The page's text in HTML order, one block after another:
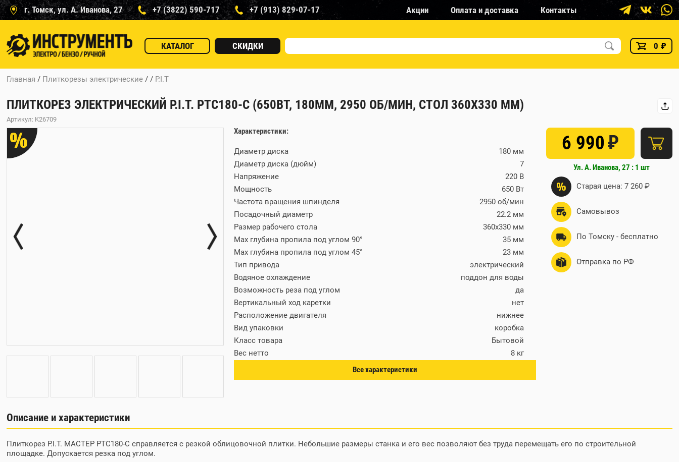
г. Томск, ул. А. Иванова, 27 +7 (3822) 590-717 +7 (913) 829-07-17 Акции Оплата и доставка Контакты
КАТАЛОГ СКИДКИ 0 ₽
Главная / Плиткорезы электрические / / P.I.T
ПЛИТКОРЕЗ ЭЛЕКТРИЧЕСКИЙ P.I.T. PTC180-C (650ВТ, 180ММ, 2950 ОБ/МИН, СТОЛ 360Х330 ММ)
Артикул: K26709
% Характеристики:
Диаметр диска
180 мм
Диаметр диска (дюйм)
7
Напряжение
220 В
Мощность
650 Вт
Частота вращения шпинделя
2950 об/мин
Посадочный диаметр
22.2 мм
Размер рабочего стола
360х330 мм
Max глубина пропила под углом 90°
35 мм
Max глубина пропила под углом 45°
23 мм
Тип привода
электрический
Водяное охлаждение
поддон для воды
Возможность реза под углом
да
Вертикальный ход каретки
нет
Расположение двигателя
нижнее
Вид упаковки
коробка
Класс товара
Бытовой
Вес нетто
8 кг
Питание
от сети
Все характеристики
6 990₽
Ул. А. Иванова, 27 : 1 шт
% Старая цена: 7 260 ₽
Самовывоз
По Томску - бесплатно
Отправка по РФ
Описание и характеристики
Плиткорез P.I.T. МАСТЕР PTC180-C справляется с резкой облицовочной плитки. Небольшие размеры станка и его вес позволяют без труда перемещать его по строительной
площадке. Допускается резка под углом.